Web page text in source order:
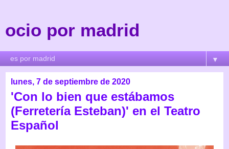
ocio por madrid
▼
lunes, 7 de septiembre de 2020
'Con lo bien que estábamos
(Ferretería Esteban)' en el Teatro
Español